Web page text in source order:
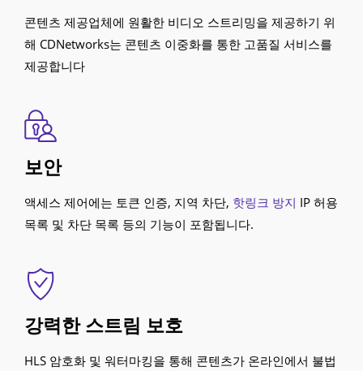
콘텐츠 제공업체에 원활한 비디오 스트리밍을 제공하기 위
해 CDNetworks는 콘텐츠 이중화를 통한 고품질 서비스를
제공합니다
보안
액세스 제어에는 토큰 인증, 지역 차단, 핫링크 방지 IP 허용
목록 및 차단 목록 등의 기능이 포함됩니다.
강력한 스트림 보호
HLS 암호화 및 워터마킹을 통해 콘텐츠가 온라인에서 불법